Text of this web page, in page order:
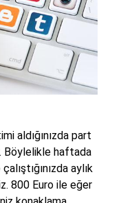
aldığınızda part
Böylelikle haftada
aylık
800 Euro ile eğer